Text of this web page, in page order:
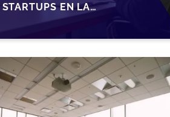
STARTUPS EN LA
TRANSMISIÓN DE
PYMES ESPAÑOLAS